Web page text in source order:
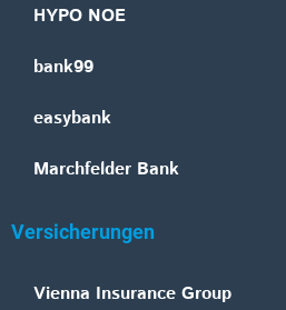
HYPO NOE
bank99
easybank
Marchfelder Bank
Versicherungen
Vienna Insurance Group